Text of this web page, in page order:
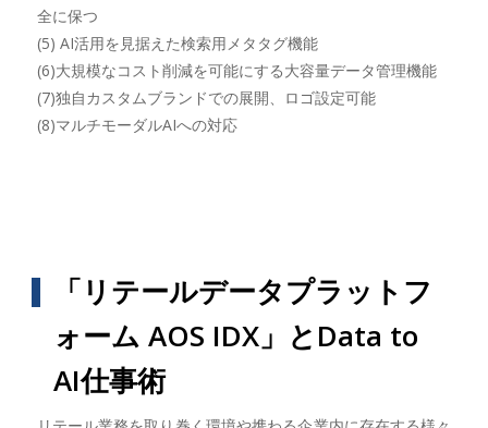
全に保つ
(5) AI活用を見据えた検索用メタタグ機能
(6)大規模なコスト削減を可能にする大容量データ管理機能
(7)独自カスタムブランドでの展開、ロゴ設定可能
(8)マルチモーダルAIへの対応
「リテールデータプラットフ
ォーム AOS IDX」とData to
AI仕事術